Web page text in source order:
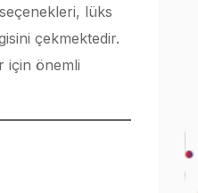
lüks
çekmektedir.
için önemli